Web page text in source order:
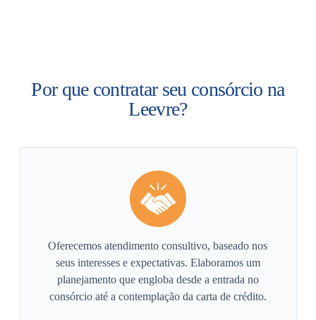
Por que contratar seu consórcio na
Leevre?
Oferecemos atendimento consultivo, baseado nos
seus interesses e expectativas. Elaboramos um
planejamento que engloba desde a entrada no
consórcio até a contemplação da carta de crédito.